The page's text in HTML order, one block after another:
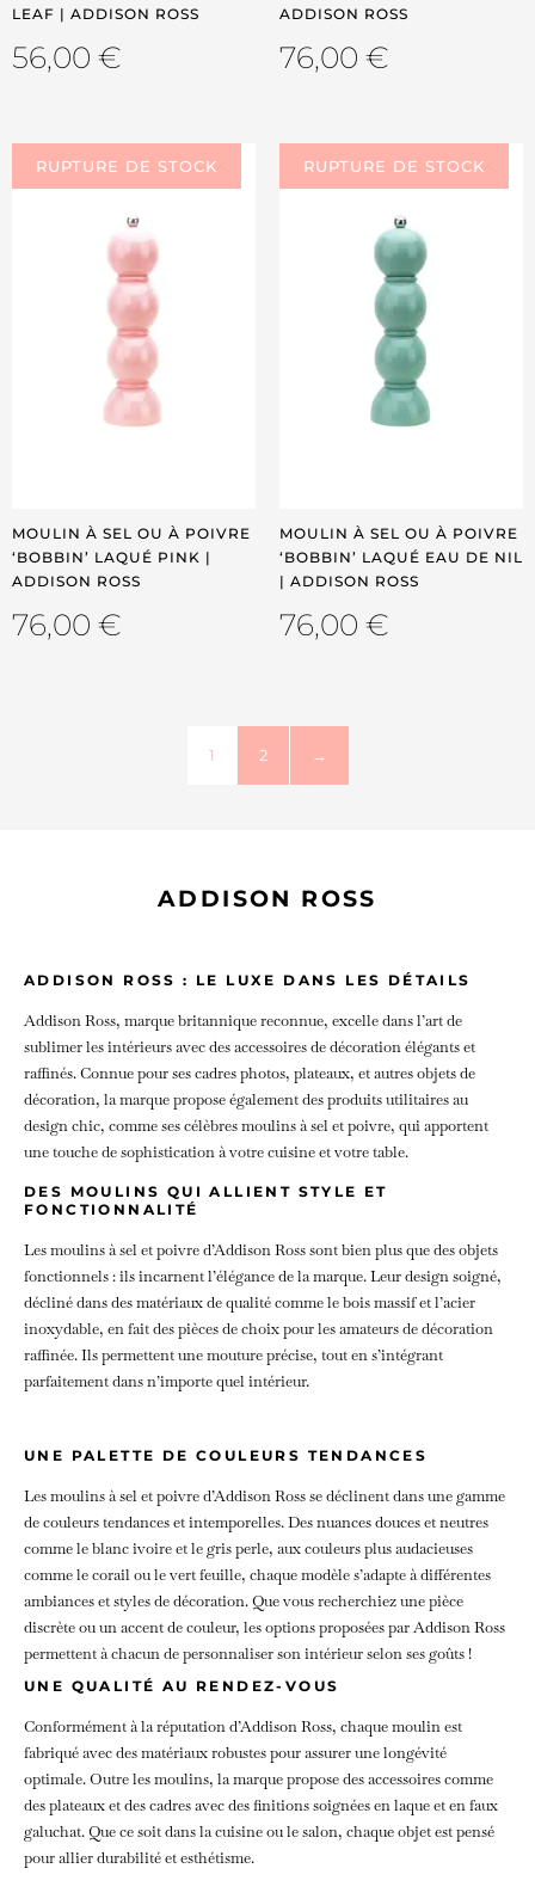
LEAF | ADDISON ROSS
56,00 €
ADDISON ROSS
76,00 €
MOULIN À SEL OU À POIVRE
‘BOBBIN’ LAQUÉ PINK |
ADDISON ROSS
76,00 €
MOULIN À SEL OU À POIVRE
‘BOBBIN’ LAQUÉ EAU DE NIL
| ADDISON ROSS
76,00 €
1 2 →
ADDISON ROSS
ADDISON ROSS : LE LUXE DANS LES DÉTAILS
Addison Ross, marque britannique reconnue, excelle dans l’art de
sublimer les intérieurs avec des accessoires de décoration élégants et
raffinés. Connue pour ses cadres photos, plateaux, et autres objets de
décoration, la marque propose également des produits utilitaires au
design chic, comme ses célèbres moulins à sel et poivre, qui apportent
une touche de sophistication à votre cuisine et votre table.
DES MOULINS QUI ALLIENT STYLE ET
FONCTIONNALITÉ
Les moulins à sel et poivre d’Addison Ross sont bien plus que des objets
fonctionnels : ils incarnent l’élégance de la marque. Leur design soigné,
décliné dans des matériaux de qualité comme le bois massif et l’acier
inoxydable, en fait des pièces de choix pour les amateurs de décoration
raffinée. Ils permettent une mouture précise, tout en s’intégrant
parfaitement dans n’importe quel intérieur.
UNE PALETTE DE COULEURS TENDANCES
Les moulins à sel et poivre d’Addison Ross se déclinent dans une gamme
de couleurs tendances et intemporelles. Des nuances douces et neutres
comme le blanc ivoire et le gris perle, aux couleurs plus audacieuses
comme le corail ou le vert feuille, chaque modèle s’adapte à différentes
ambiances et styles de décoration. Que vous recherchiez une pièce
discrète ou un accent de couleur, les options proposées par Addison Ross
permettent à chacun de personnaliser son intérieur selon ses goûts !
UNE QUALITÉ AU RENDEZ-VOUS
Conformément à la réputation d’Addison Ross, chaque moulin est
fabriqué avec des matériaux robustes pour assurer une longévité
optimale. Outre les moulins, la marque propose des accessoires comme
des plateaux et des cadres avec des finitions soignées en laque et en faux
galuchat. Que ce soit dans la cuisine ou le salon, chaque objet est pensé
pour allier durabilité et esthétisme.